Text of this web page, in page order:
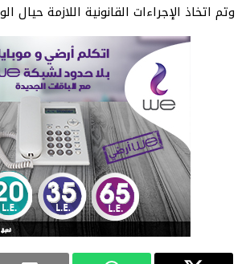
وتم اتخاذ الإجراءات القانونية اللازمة حيال